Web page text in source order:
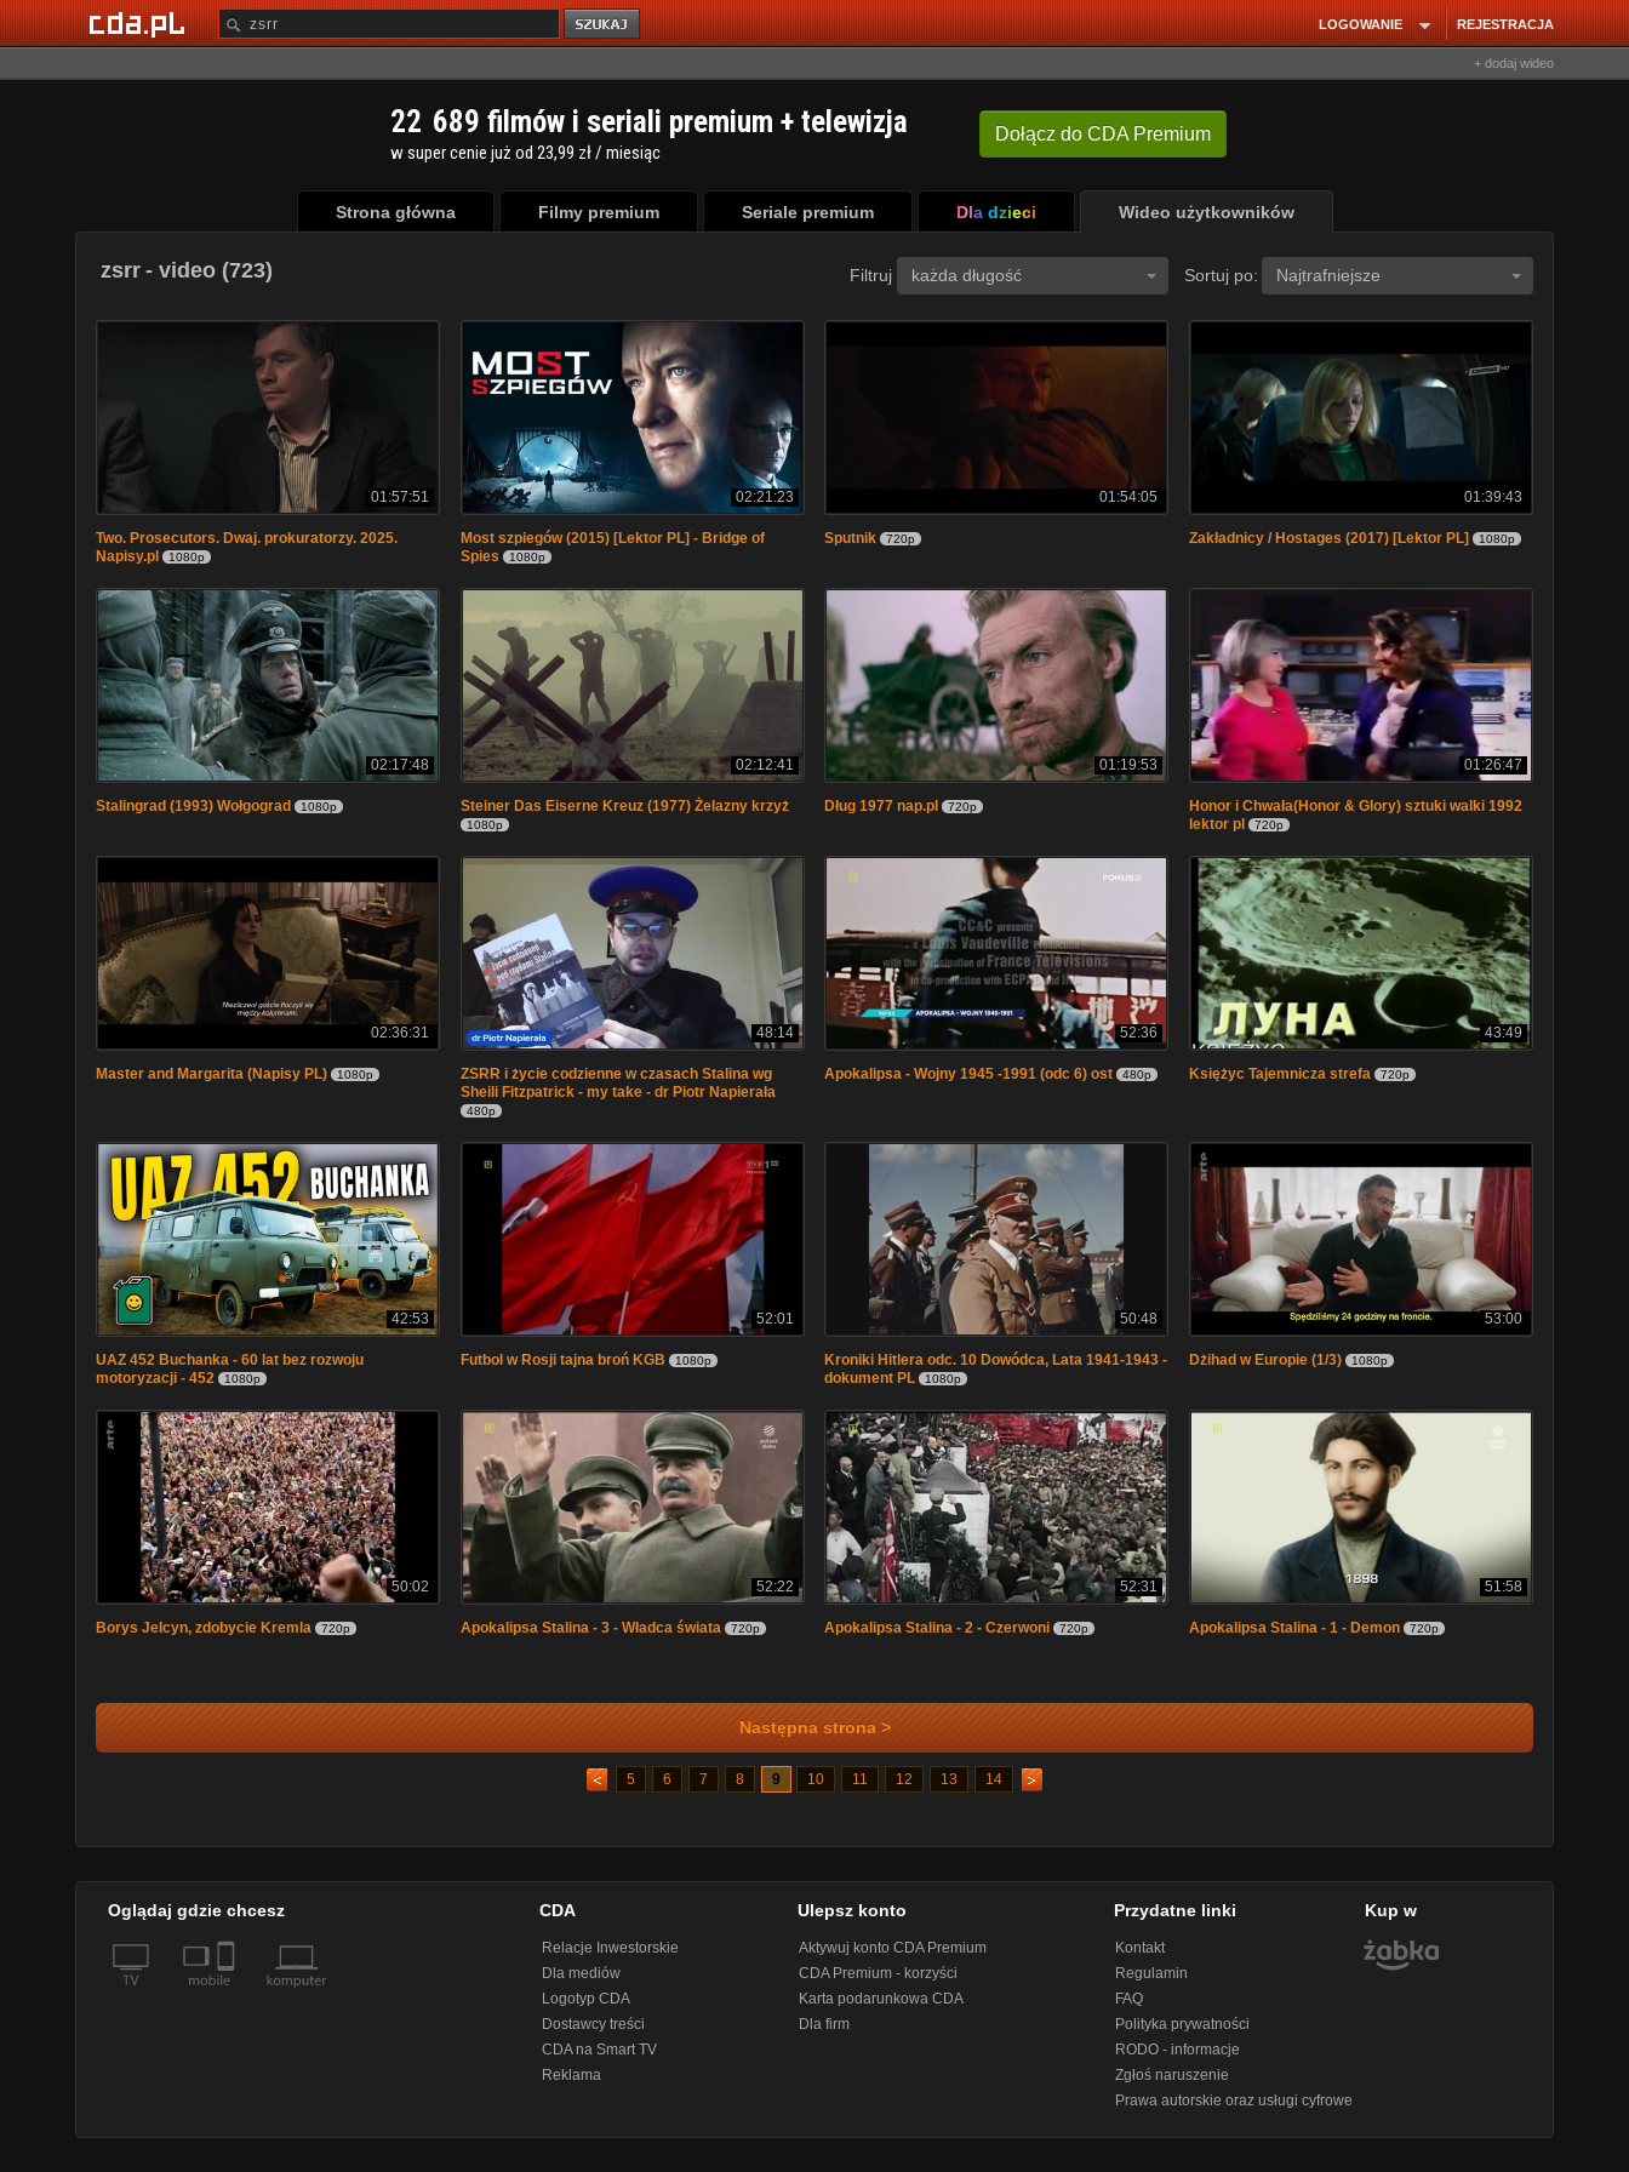
REJESTRACJA
LOGOWANIE
+ dodaj wideo
Dołącz do CDA Premium
22 689 filmów i seriali premium + telewizja
w super cenie już od 23,99 zł / miesiąc
Strona główna Filmy premium Seriale premium Dla dzieci Wideo użytkowników
zsrr - video (723) Filtruj każda długość Sortuj po: Najtrafniejsze
01:57:51
Two. Prosecutors. Dwaj. prokuratorzy. 2025.
Napisy.pl
1080p
02:21:23
Most szpiegów (2015) [Lektor PL] - Bridge of
Spies
1080p
01:54:05
Sputnik 720p
01:39:43
Zakładnicy / Hostages (2017) [Lektor PL] 1080p
02:17:48
Stalingrad (1993) Wołgograd 1080p
02:12:41
Steiner Das Eiserne Kreuz (1977) Żelazny krzyż
1080p
01:19:53
Dług 1977 nap.pl 720p
01:26:47
Honor i Chwała(Honor & Glory) sztuki walki 1992
lektor pl
720p
02:36:31
Master and Margarita (Napisy PL) 1080p
48:14
ZSRR i życie codzienne w czasach Stalina wg
Sheili Fitzpatrick - my take - dr Piotr Napierała
480p
52:36
Apokalipsa - Wojny 1945 -1991 (odc 6) ost 480p
43:49
Księżyc Tajemnicza strefa 720p
42:53
UAZ 452 Buchanka - 60 lat bez rozwoju
motoryzacji - 452
1080p
52:01
Futbol w Rosji tajna broń KGB 1080p
50:48
Kroniki Hitlera odc. 10 Dowódca, Lata 1941-1943 -
dokument PL
1080p
53:00
Dżihad w Europie (1/3) 1080p
50:02
Borys Jelcyn, zdobycie Kremla 720p
52:22
Apokalipsa Stalina - 3 - Władca świata 720p
52:31
Apokalipsa Stalina - 2 - Czerwoni 720p
51:58
Apokalipsa Stalina - 1 - Demon 720p
Następna strona >
5 6 7 8 9 10 11 12 13 14
Oglądaj gdzie chcesz CDA
Relacje Inwestorskie
Dla mediów
Logotyp CDA
Dostawcy treści
CDA na Smart TV
Reklama
Ulepsz konto
Aktywuj konto CDA Premium
CDA Premium - korzyści
Karta podarunkowa CDA
Dla firm
Przydatne linki
Kontakt
Regulamin
FAQ
Polityka prywatności
RODO - informacje
Zgłoś naruszenie
Prawa autorskie oraz usługi cyfrowe
Kup w